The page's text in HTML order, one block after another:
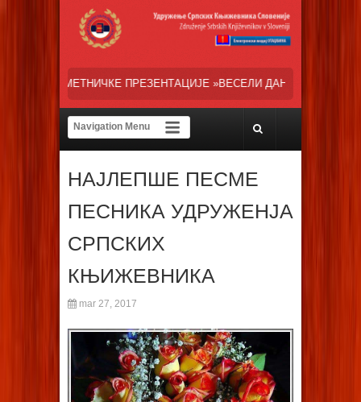
»ВЕСЕЛИ ДАНИ СРПСКЕ ДИЈАСПОРЕ« НАША ТРЕНУТНА
НАЈЛЕПШЕ ПЕСМЕ
ПЕСНИКА УДРУЖЕНЈА
СРПСКИХ
КЊИЖЕВНИКА
mar 27, 2017